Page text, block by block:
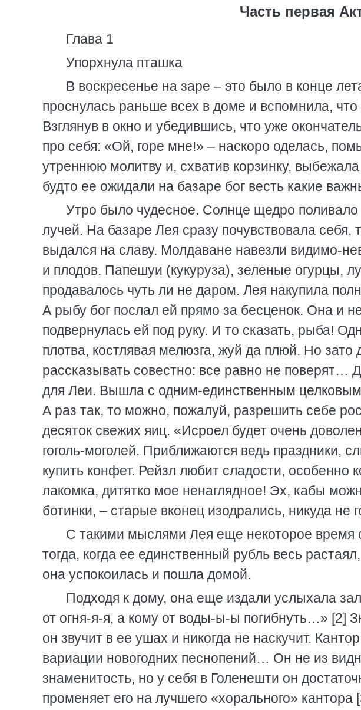
Часть первая
Глава 1
Упорхнула пташка
В воскресенье на заре – это было в конце
проснулась раньше всех в доме и вспомнила,
Взглянув в окно и убедившись, что уже
про себя: «Ой, горе мне!» – наскоро оделась,
утреннюю молитву и, схватив корзинку,
будто ее ожидали на базаре бог весть какие
Утро было чудесное. Солнце щедро поливало
лучей. На базаре Лея сразу почувствовала себя,
выдался на славу. Молдаване навезли видимо-
и плодов. Папешуи (кукуруза), зеленые огурцы,
продавалось чуть ли не даром. Лея накупила
А рыбу бог послал ей прямо за бесценок. Она и
подвернулась ей под руку. И то сказать, рыба!
плотва, костлявая мелюзга, жуй да плюй. Но
рассказывать совестно: все равно не поверят…
для Леи. Вышла с одним-единственным
А раз так, то можно, пожалуй, разрешить себе
десяток свежих яиц. «Исроел будет очень
гоголь-моголей. Приближаются ведь праздники,
купить конфет. Рейзл любит сладости, особенно
лакомка, дитятко мое ненаглядное! Эх, кабы
ботинки, – старые вконец изодрались, никуда не
С такими мыслями Лея еще некоторое время
тогда, когда ее единственный рубль весь
она успокоилась и пошла домой.
Подходя к дому, она еще издали услыхала
от огня-я-я, а кому от воды-ы-ы погибнуть…» [2]
он звучит в ее ушах и никогда не наскучит.
вариации новогодних песнопений… Он не из
знаменитость, но у себя в Голенешти он
променяет его на лучшего «хорального» кантора